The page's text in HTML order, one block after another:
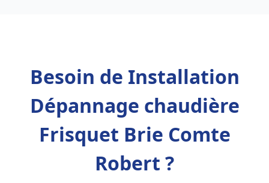
Besoin de Installation
Dépannage chaudière
Frisquet Brie Comte
Robert ?